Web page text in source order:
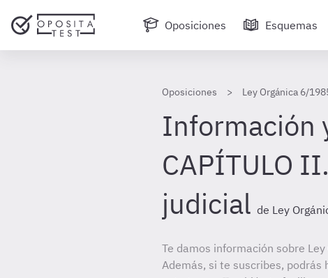
Oposiciones Esquemas
Oposiciones Ley Orgánica 6/
Información
CAPÍTULO
judicial de Ley
Te damos información sobre
Además, si te suscribes, podrás